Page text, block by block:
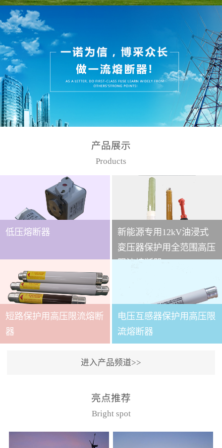
产品展示
Products
低压熔断器
新能源专用12kV油浸式
变压器保护用全范围高压
...
XRNT3A-12变压器保护用
全范围高压限流熔断器(以
下简称熔断器)。本产品适
用于交流50～60Hz,额定电
压12kV的电力系统中，作
件。其主要安装于12kV的
美式箱变中，可与其它电
短路保护用高压限流熔断
器
电压互感器保护用高压限
流熔断器
...
40.5kV系统作为电压互感
器的过载及短路保护用。
进入产品频道>>
亮点推荐
Bright spot